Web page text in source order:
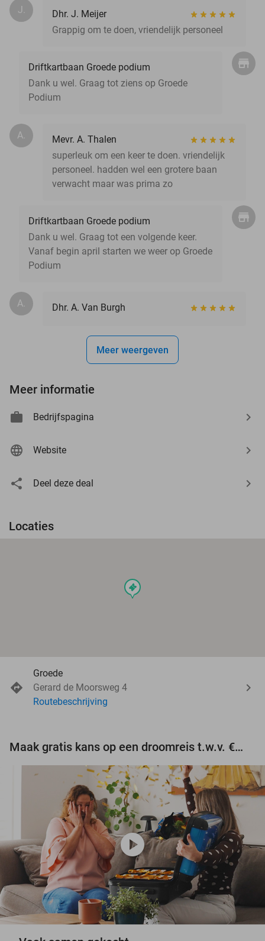
J.
Dhr. J. Meijer
Grappig om te doen, vriendelijk personeel
Driftkartbaan Groede podium
Dank u wel. Graag tot ziens op Groede
Podium
A.
Mevr. A. Thalen
superleuk om een keer te doen. vriendelijk
personeel. hadden wel een grotere baan
verwacht maar was prima zo
Driftkartbaan Groede podium
Dank u wel. Graag tot een volgende keer.
Vanaf begin april starten we weer op Groede
Podium
A. Dhr. A. Van Burgh
Meer weergeven
Meer informatie
Bedrijfspagina
Website
Deel deze deal
Locaties
events
Groede
Gerard de Moorsweg 4
Routebeschrijving
Maak gratis kans op een droomreis t.w.v. €3.000!
play_circle